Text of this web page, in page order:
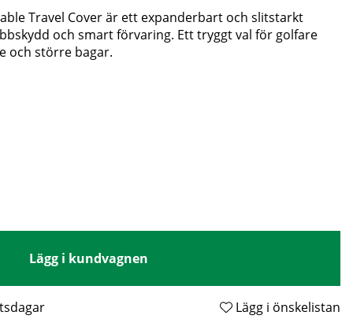
Travel Cover är ett expanderbart och slitstarkt
och smart förvaring. Ett tryggt val för golfare
och större bagar.
Lägg i kundvagnen
Lägg i önskelistan